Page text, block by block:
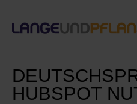
HUBSPOT